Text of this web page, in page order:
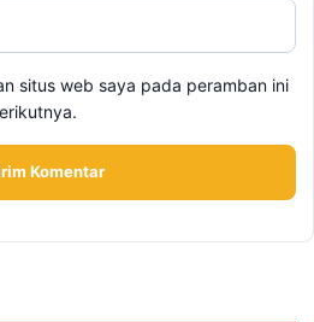
hingga Kades: Tak Bisa
Bisa Masuk